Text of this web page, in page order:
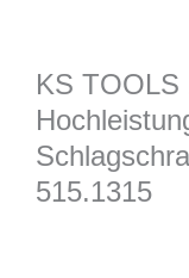
KS TOOLS
515.1315